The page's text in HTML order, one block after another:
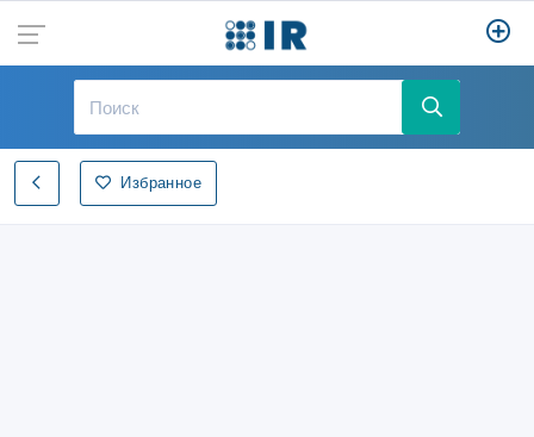
Избранное